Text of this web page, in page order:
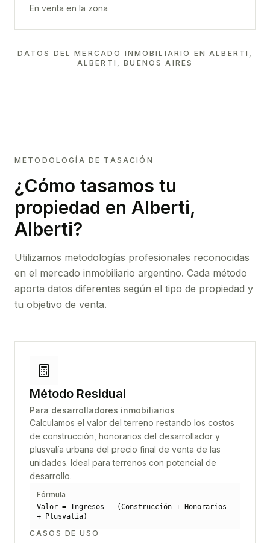
En venta en la zona
DATOS DEL MERCADO INMOBILIARIO ENALBERTI,
ALBERTI, BUENOS AIRES
METODOLOGÍA DE TASACIÓN
¿Cómo tasamos tu
propiedad en Alberti,
Alberti?
Utilizamos metodologías profesionales reconocidas
en el mercado inmobiliario argentino. Cada método
aporta datos diferentes según el tipo de propiedad y
tu objetivo de venta.
Método Residual
Para desarrolladores inmobiliarios
Calculamos el valor del terreno restando los costos
de construcción, honorarios del desarrollador y
plusvalía urbana del precio final de venta de las
unidades. Ideal para terrenos con potencial de
desarrollo.
Fórmula
Valor = Ingresos - (Construcción + Honorarios
+ Plusvalía)
CASOS DE USO